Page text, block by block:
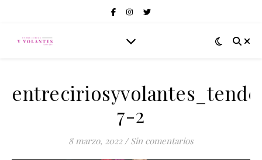
7-2
8 marzo, 2022 / Sin comentarios